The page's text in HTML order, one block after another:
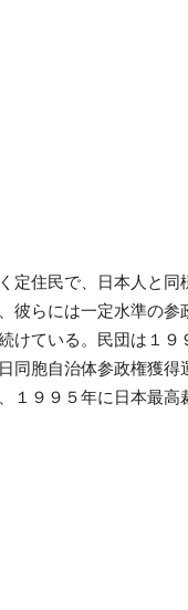
定住民で、日本人と同
彼らには一定水準の参
けている。民団は１９
同胞自治体参政権獲得
１９９５年に日本最高